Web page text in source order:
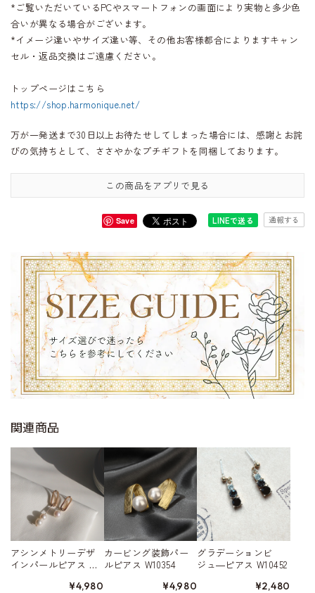
*ご覧いただいているPCやスマートフォンの画面により実物と多少色
合いが異なる場合がございます。
*イメージ違いやサイズ違い等、その他お客様都合によりますキャン
セル・返品交換はご遠慮ください。
トップページはこちら
https://shop.harmonique.net/
万が一発送まで30日以上お待たせしてしまった場合には、感謝とお詫
びの気持ちとして、ささやかなプチギフトを同梱しております。
この商品をアプリで見る
Save LINEで送る 通報する
関連商品
アシンメトリーデザ
インパールピアス W1
¥4,980
カービング装飾パー
ルピアス W10354
¥4,980
グラデーションビ
ジュ―ピアス W10452
¥2,480